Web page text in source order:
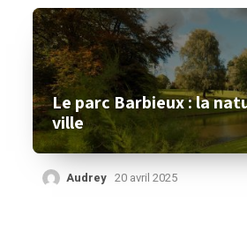
Le parc Barbieux : la
ville
Audrey 20 avril 2025